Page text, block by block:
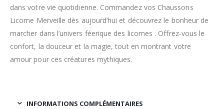
dans votre vie quotidienne. Commandez vos Chaussons
Licorne Merveille dès aujourd’hui et découvrez le bonheur de
marcher dans l’univers féerique des licornes . Offrez-vous le
confort, la douceur et la magie, tout en montrant votre
amour pour ces créatures mythiques.
INFORMATIONS COMPLÉMENTAIRES